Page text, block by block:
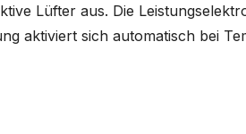
Lüfter aus. Die
aktiviert sich automatisch bei